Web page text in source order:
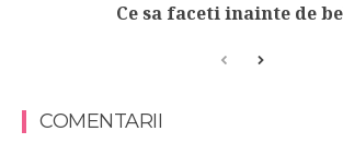
Ce sa faceti inainte de
COMENTARII